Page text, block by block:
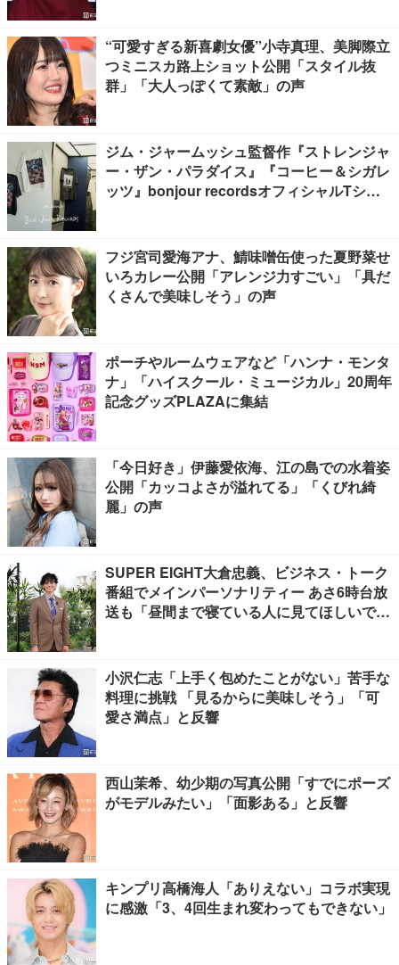
“可愛すぎる新喜劇女優”小寺真理、美脚際立
つミニスカ路上ショット公開「スタイル抜
群」「大人っぽくて素敵」の声
ジム・ジャームッシュ監督作『ストレンジャ
ー・ザン・パラダイス』『コーヒー＆シガレ
ッツ』bonjour recordsオフィシャルTシャ
フジ宮司愛海アナ、鯖味噌缶使った夏野菜せ
いろカレー公開「アレンジ力すごい」「具だ
くさんで美味しそう」の声
ポーチやルームウェアなど「ハンナ・モンタ
ナ」「ハイスクール・ミュージカル」20周年
記念グッズPLAZAに集結
「今日好き」伊藤愛依海、江の島での水着姿
公開「カッコよさが溢れてる」「くびれ綺
麗」の声
SUPER EIGHT大倉忠義、ビジネス・トーク
番組でメインパーソナリティー あさ6時台放
送も「昼間まで寝ている人に見てほしいで
小沢仁志「上手く包めたことがない」苦手な
料理に挑戦 「見るからに美味しそう」「可
愛さ満点」と反響
西山茉希、幼少期の写真公開「すでにポーズ
がモデルみたい」「面影ある」と反響
キンプリ高橋海人「ありえない」コラボ実現
に感激「3、4回生まれ変わってもできない」